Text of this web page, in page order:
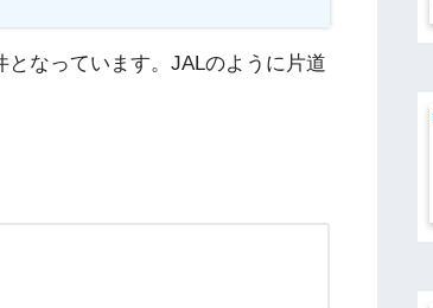
なっています。JALのように片道